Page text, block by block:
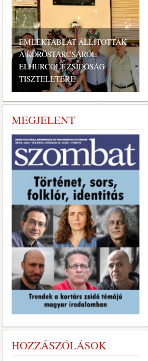
EMLÉKTÁBLÁT ÁLLÍTOTTAK
A KÖRÖSTARCSÁRÓL
ELHURCOLT ZSIDÓSÁG
TISZTELETÉRE
MEGJELENT
HOZZÁSZÓLÁSOK